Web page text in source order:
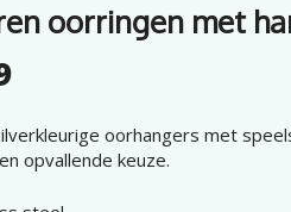
oorringen met
oorhangers met
opvallende keuze.